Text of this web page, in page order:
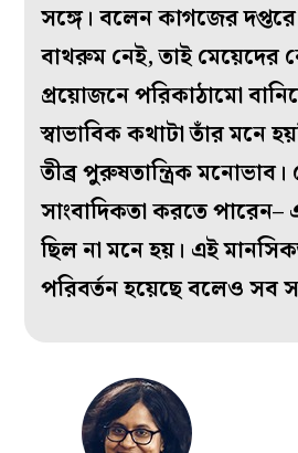
সঙ্গে। বলেন কাগজের
বাথরুম নেই, তাই মেয়েদের
প্রয়োজনে পরিকাঠামো
স্বাভাবিক কথাটা তাঁর মনে
তীব্র পুরুষতান্ত্রিক মনোভাব।
সাংবাদিকতা করতে পারেন–
ছিল না মনে হয়। এই
পরিবর্তন হয়েছে বলেও সব